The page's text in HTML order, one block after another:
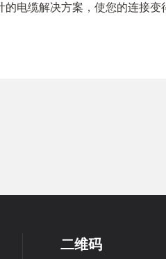
电缆解决方案，使您的连接变
二维码